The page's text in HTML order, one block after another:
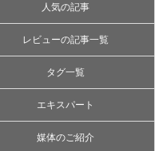
人気の記事
レビューの記事一覧
タグ一覧
エキスパート
媒体のご紹介